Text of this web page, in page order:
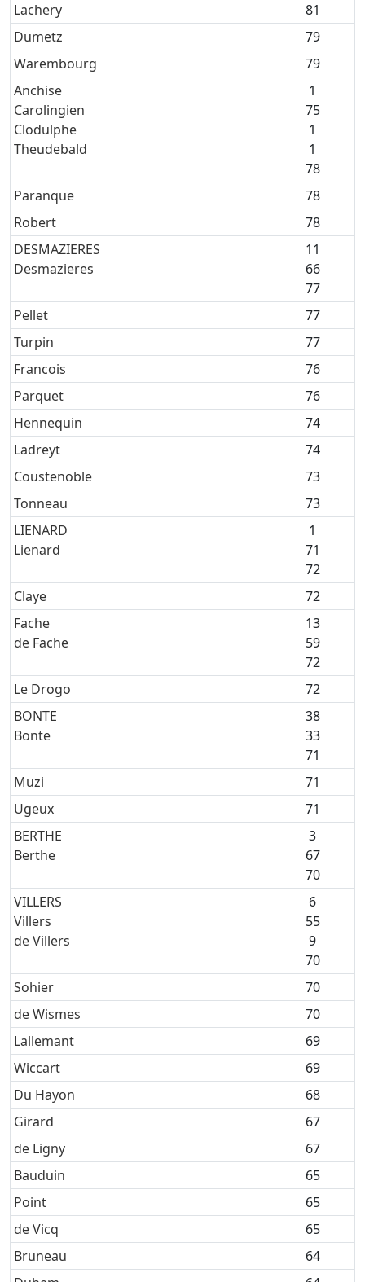
Lachery
81
Dumetz
79
Warembourg
79
Anchise
Carolingien
Clodulphe
Theudebald
1
75
1
1
78
Paranque
78
Robert
78
DESMAZIERES
Desmazieres
11
66
77
Pellet
77
Turpin
77
Francois
76
Parquet
76
Hennequin
74
Ladreyt
74
Coustenoble
73
Tonneau
73
LIENARD
Lienard
1
71
72
Claye
72
Fache
de Fache
13
59
72
Le Drogo
72
BONTE
Bonte
38
33
71
Muzi
71
Ugeux
71
BERTHE
Berthe
3
67
70
VILLERS
Villers
de Villers
6
55
9
70
Sohier
70
de Wismes
70
Lallemant
69
Wiccart
69
Du Hayon
68
Girard
67
de Ligny
67
Bauduin
65
Point
65
de Vicq
65
Bruneau
64